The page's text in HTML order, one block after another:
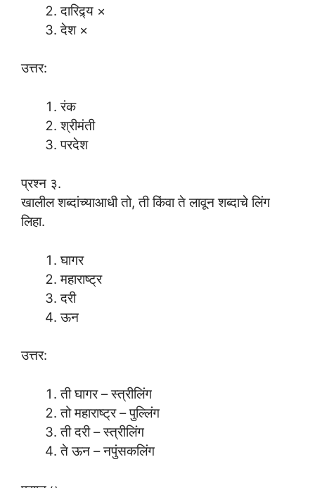
दारिद्र्य ×
देश ×
उत्तर:
रंक
श्रीमंती
परदेश
प्रश्न ३.
खालील शब्दांच्याआधी तो, ती किंवा ते लावून शब्दाचे लिंग
लिहा.
घागर
महाराष्ट्र
दरी
ऊन
उत्तर:
ती घागर – स्त्रीलिंग
तो महाराष्ट्र – पुल्लिंग
ती दरी – स्त्रीलिंग
ते ऊन – नपुंसकलिंग